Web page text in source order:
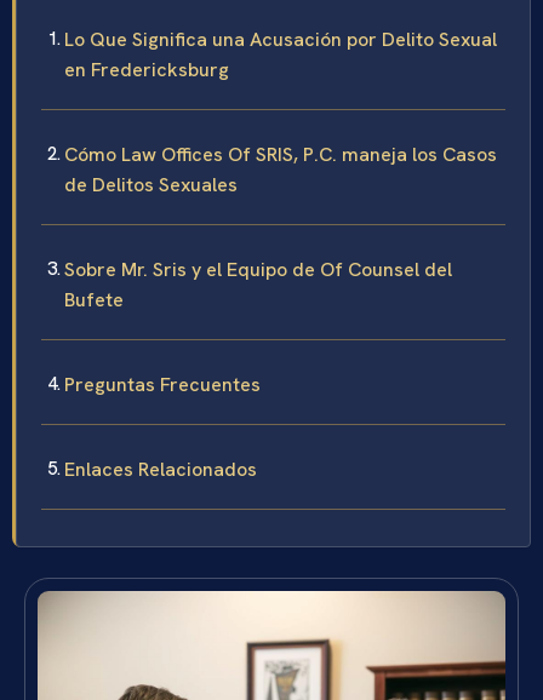
Lo Que Significa una Acusación por Delito Sexual
en Fredericksburg
Cómo Law Offices Of SRIS, P.C. maneja los Casos
de Delitos Sexuales
Sobre Mr. Sris y el Equipo de Of Counsel del
Bufete
Preguntas Frecuentes
Enlaces Relacionados